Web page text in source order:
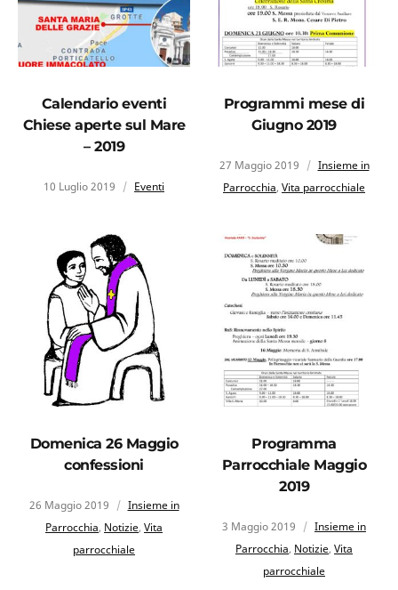
Calendario eventi
Chiese aperte sul Mare
– 2019
10 Luglio 2019 Eventi
Programmi mese di
Giugno 2019
27 Maggio 2019
Insieme in
Parrocchia, Vita parrocchiale
Domenica 26 Maggio
confessioni
26 Maggio 2019
Insieme in
Parrocchia, Notizie, Vita
parrocchiale
Programma
Parrocchiale Maggio
2019
3 Maggio 2019
Insieme in
Parrocchia, Notizie, Vita
parrocchiale